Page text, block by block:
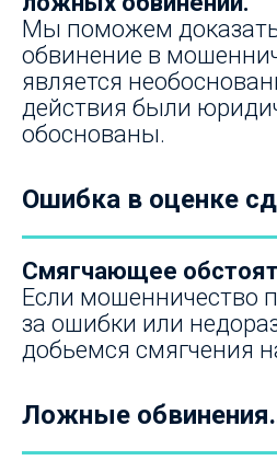
Мы поможем
обвинение в
является
действия были
обоснованы.
Ошибка в оценке
Смягчающее
Если мошенничество
за ошибки или
добьемся смягчения
Ложные